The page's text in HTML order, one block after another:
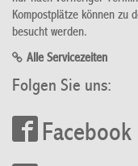
Kompostplätze können zu
besucht werden.
Alle Servicezeiten
Folgen Sie uns:
Facebook